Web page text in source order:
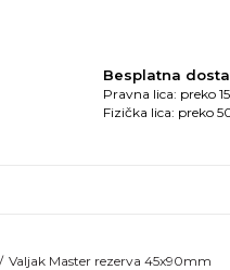
Besplatna
Pravna lica: preko
Fizička lica: preko
Valjak Master rezerva 45x90mm